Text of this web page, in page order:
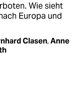
Wie sieht
Europa und
Clasen,Anne